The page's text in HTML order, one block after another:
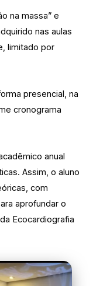
na massa” e
nas aulas
limitado por
presencial, na
cronograma
anual
Assim, o aluno
com
aprofundar o
Ecocardiografia